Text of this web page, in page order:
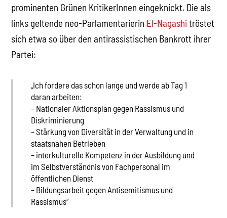
prominenten Grünen KritikerInnen eingeknickt. Die als
links geltende neo-Parlamentarierin El-Nagashitröstet
sich etwa so über den antirassistischen Bankrott ihrer
Partei:
„Ich fordere das schon lange und werde ab Tag 1
daran arbeiten:
– Nationaler Aktionsplan gegen Rassismus und
Diskriminierung
– Stärkung von Diversität in der Verwaltung und in
staatsnahen Betrieben
– interkulturelle Kompetenz in der Ausbildung und
im Selbstverständnis von Fachpersonal im
öffentlichen Dienst
– Bildungsarbeit gegen Antisemitismus und
Rassismus“